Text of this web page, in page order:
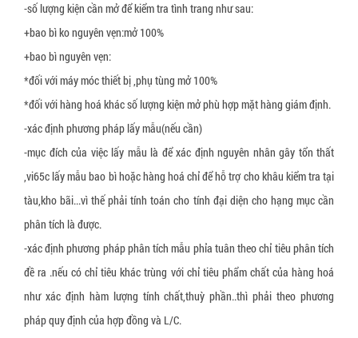
-số lượng kiện cần mở để kiểm tra tình trang như sau:
+bao bì ko nguyên vẹn:mở 100%
+bao bì nguyên vẹn:
*đối với máy móc thiết bị ,phụ tùng mở 100%
*đối với hàng hoá khác số lượng kiện mở phù hợp mặt hàng giám định.
-xác định phương pháp lấy mẫu(nếu cần)
-mục đích của việc lấy mẫu là để xác định nguyên nhân gây tổn thất
,vi65c lấy mẫu bao bì hoặc hàng hoá chỉ để hỗ trợ cho khâu kiểm tra tại
tàu,kho bãi...vì thế phải tính toán cho tính đại diện cho hạng mục cần
phân tích là được.
-xác định phương pháp phân tích mẫu phỉa tuân theo chỉ tiêu phân tích
đề ra .nếu có chỉ tiêu khác trùng với chỉ tiêu phẩm chất của hàng hoá
như xác định hàm lượng tính chất,thuỳ phần..thì phải theo phương
pháp quy định của hợp đồng và L/C.